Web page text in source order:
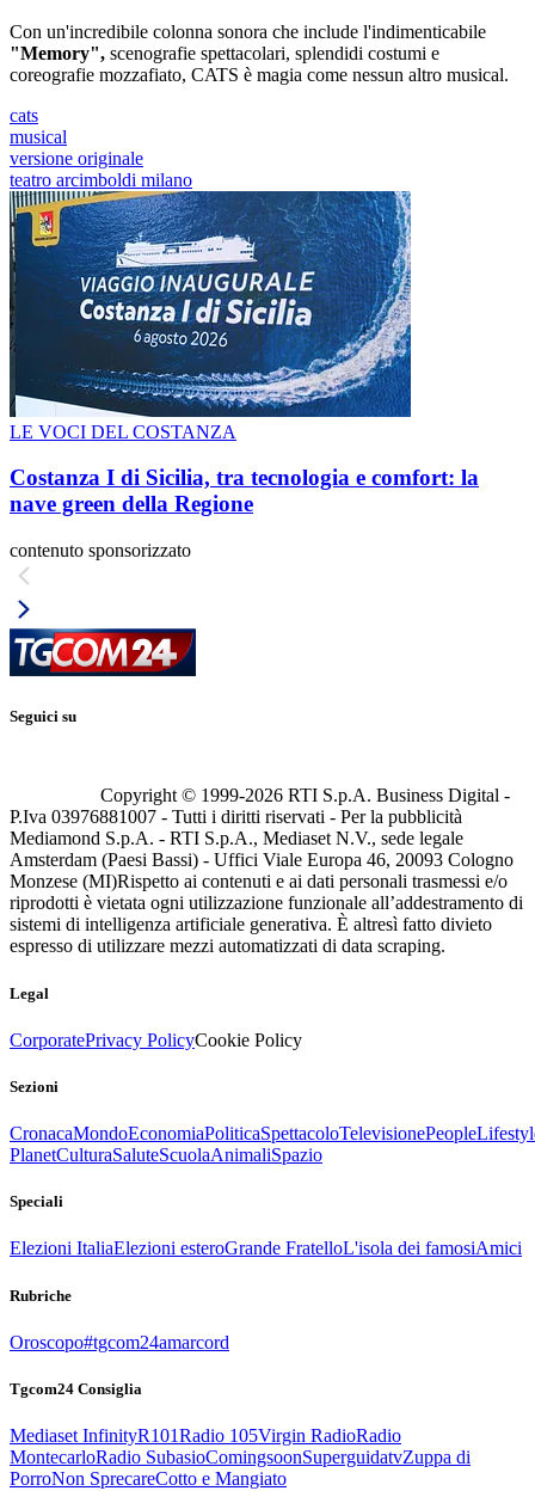
Con un'incredibile colonna sonora che include l'indimenticabile
"Memory", scenografie spettacolari, splendidi costumi e
coreografie mozzafiato, CATS è magia come nessun altro musical.
cats
musical
versione originale
teatro arcimboldi milano
LE VOCI DEL COSTANZA
Costanza I di Sicilia, tra tecnologia e comfort: la
nave green della Regione
contenuto sponsorizzato
Seguici su
Copyright © 1999-2026 RTI S.p.A. Business Digital -
P.Iva 03976881007 - Tutti i diritti riservati - Per la pubblicità
Mediamond S.p.A. - RTI S.p.A., Mediaset N.V., sede legale
Amsterdam (Paesi Bassi) - Uffici Viale Europa 46, 20093 Cologno
Monzese (MI)Rispetto ai contenuti e ai dati personali trasmessi e/o
riprodotti è vietata ogni utilizzazione funzionale all’addestramento di
sistemi di intelligenza artificiale generativa. È altresì fatto divieto
espresso di utilizzare mezzi automatizzati di data scraping.
Legal
CorporatePrivacy PolicyCookie Policy
Sezioni
CronacaMondoEconomiaPoliticaSpettacoloTelevisionePeople
PlanetCulturaSaluteScuolaAnimaliSpazio
Speciali
Elezioni ItaliaElezioni esteroGrande FratelloL'isola dei famosiAmici
Rubriche
Oroscopo#tgcom24amarcord
Tgcom24 Consiglia
Mediaset InfinityR101Radio 105Virgin RadioRadio
MontecarloRadio SubasioComingsoonSuperguidatvZuppa di
PorroNon SprecareCotto e Mangiato